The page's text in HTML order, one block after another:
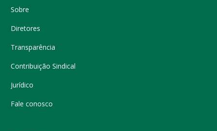
Sobre
Diretores
Transparência
Contribuição Sindical
Jurídico
Fale conosco